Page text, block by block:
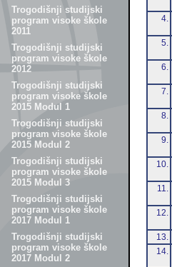
Trogodišnji studijski
program visoke škole
2011
Trogodišnji studijski
program visoke škole
2012
Trogodišnji studijski
program visoke škole
2015 Modul 1
Trogodišnji studijski
program visoke škole
2015 Modul 2
Trogodišnji studijski
program visoke škole
2015 Modul 3
Trogodišnji studijski
program visoke škole
2017 Modul 1
Trogodišnji studijski
program visoke škole
2017 Modul 2
4.
5.
6.
7.
8.
9.
10.
11.
12.
13.
14.